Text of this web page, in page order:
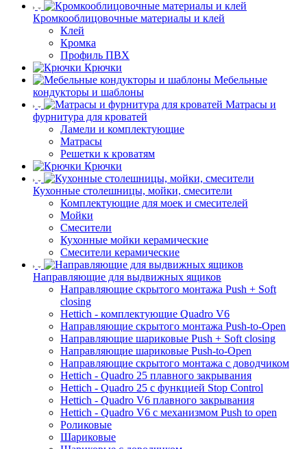
Кромкооблицовочные материалы и клей
Клей
Кромка
Профиль ПВХ
Крючки
Мебельные
кондукторы и шаблоны
Матрасы и
фурнитура для кроватей
Ламели и комплектующие
Матрасы
Решетки к кроватям
Крючки
Кухонные столешницы, мойки, смесители
Комплектующие для моек и смесителей
Мойки
Смесители
Кухонные мойки керамические
Смесители керамические
Направляющие для выдвижных ящиков
Направляющие скрытого монтажа Push + Soft
closing
Hettich - комплектующие Quadro V6
Направляющие скрытого монтажа Push-to-Open
Направляющие шариковые Push + Soft closing
Направляющие шариковые Push-to-Open
Направляющие скрытого монтажа с доводчиком
Hettich - Quadro 25 плавного закрывания
Hettich - Quadro 25 с функцией Stop Control
Hettich - Quadro V6 плавного закрывания
Hettich - Quadro V6 с механизмом Push to open
Роликовые
Шариковые